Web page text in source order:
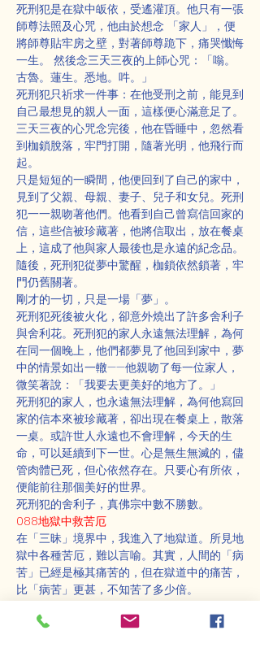
死刑犯是在獄中皈依，受遙灌頂。他只有一張
師尊法照及心咒，他由於想念 「家人」，便
將師尊貼牢房之壁，對著師尊跪下，痛哭懺悔
一生。 然後念三天三夜的上師心咒：「嗡。
古魯。蓮生。悉地。吽。」
死刑犯只祈求一件事：在他受刑之前，能見到
自己最想見的親人一面，這樣便心滿意足了。
三天三夜的心咒念完後，他在昏睡中，忽然看
到枷鎖脫落，牢門打開，隨著光明，他飛行而
起。
只是短短的一瞬間，他便回到了自己的家中，
見到了父親、母親、妻子、兒子和女兒。死刑
犯一一親吻著他們。他看到自己曾寫信回家的
信，這些信被珍藏著，他將信取出，放在餐桌
上，這成了他與家人最後也是永遠的紀念品。
隨後，死刑犯從夢中驚醒，枷鎖依然鎖著，牢
門仍舊關著。
剛才的一切，只是一場「夢」。
死刑犯死後被火化，卻意外燒出了許多舍利子
與舍利花。死刑犯的家人永遠無法理解，為何
在同一個晚上，他們都夢見了他回到家中，夢
中的情景如出一轍——他親吻了每一位家人，
微笑著說：「我要去更美好的地方了。」
死刑犯的家人，也永遠無法理解，為何他寫回
家的信本來被珍藏著，卻出現在餐桌上，散落
一桌。或許世人永遠也不會理解，今天的生
命，可以延續到下一世。心是無生無滅的，儘
管肉體已死，但心依然存在。只要心有所依，
便能前往那個美好的世界。
死刑犯的舍利子，真佛宗中數不勝數。
088地獄中救苦厄
在「三昧」境界中，我進入了地獄道。所見地
獄中各種苦厄，難以言喻。其實，人間的「病
苦」已經是極其痛苦的，但在獄道中的痛苦，
比「病苦」更甚，不知苦了多少倍。
夾著一名犯人。兩座大山逐漸靠近，將那犯人